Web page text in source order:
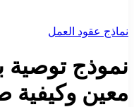
نماذج عقود العمل
نموذج
معين وكيفية